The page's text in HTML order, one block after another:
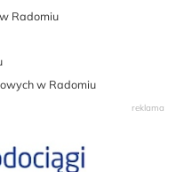
Radomiu
w Radomiu